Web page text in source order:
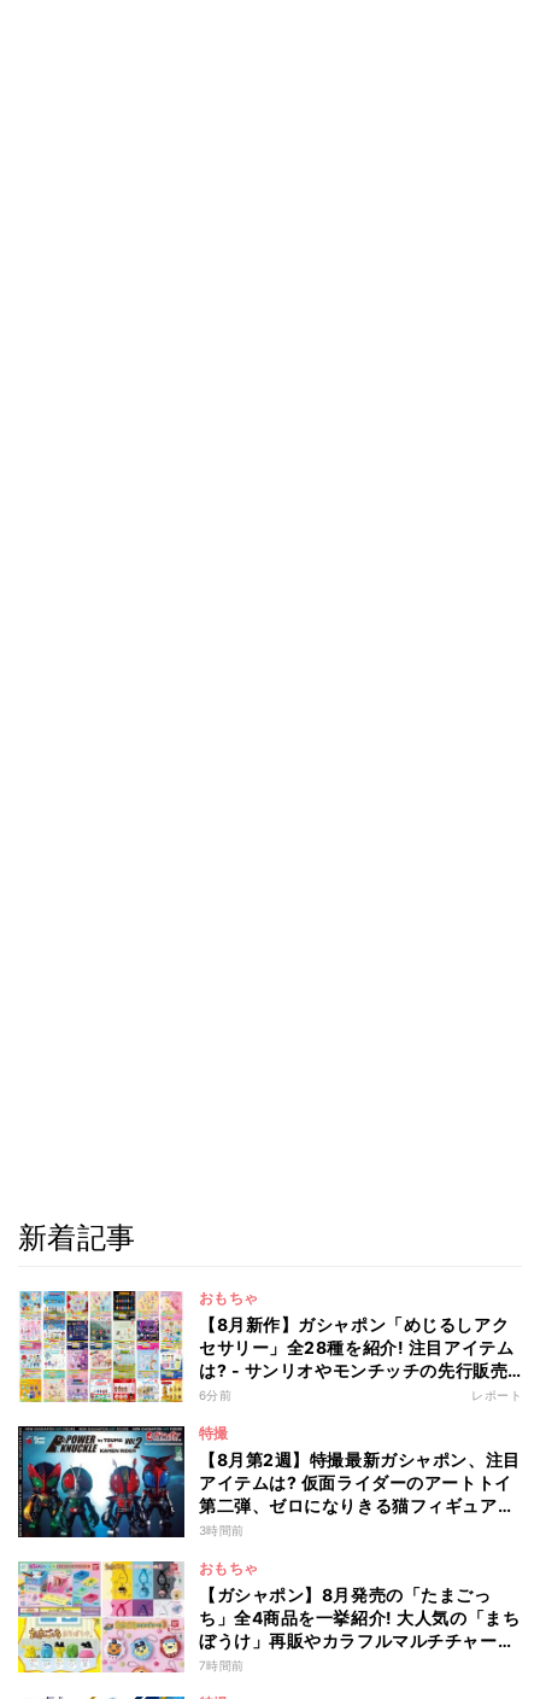
新着記事
おもちゃ
【8月新作】ガシャポン「めじるしアク
セサリー」全28種を紹介! 注目アイテム
は? - サンリオやモンチッチの先行販売
や再販商品も
6分前 レポート
特撮
【8月第2週】特撮最新ガシャポン、注目
アイテムは? 仮面ライダーのアートトイ
第二弾、ゼロになりきる猫フィギュアも
登場
3時間前
おもちゃ
【ガシャポン】8月発売の「たまごっ
ち」全4商品を一挙紹介! 大人気の「まち
ぼうけ」再販やカラフルマルチチャーム
新作が登場
7時間前